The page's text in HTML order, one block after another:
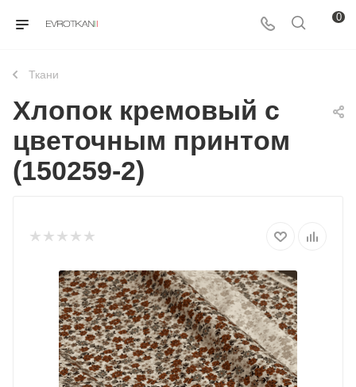
0
Ткани
Хлопок кремовый с
цветочным принтом
(150259-2)